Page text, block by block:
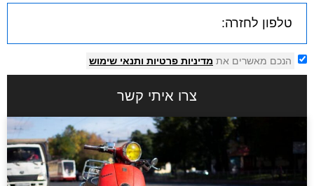
הנכם מאשרים את מדיניות פרטיות ותנאי שימוש
צרו איתי קשר